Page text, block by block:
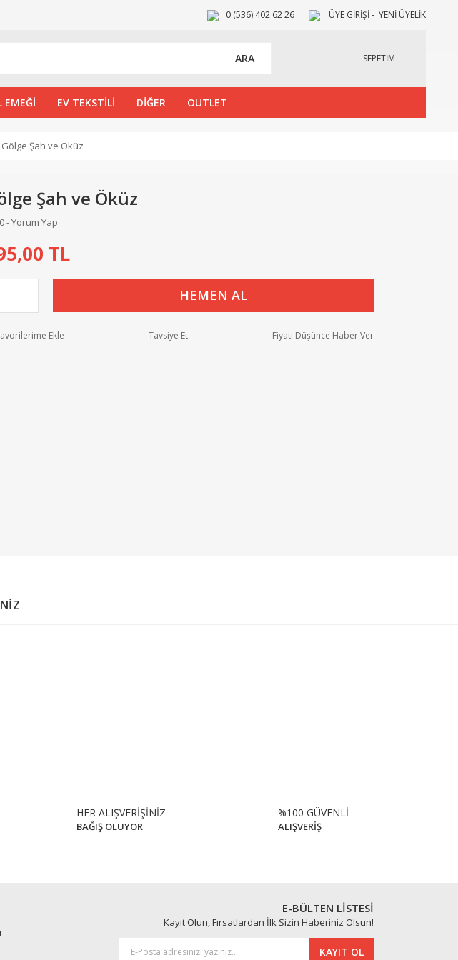
0 (536) 402 62 26 ÜYE GİRİŞİ YENİ ÜYELİK
ARA SEPETİM
EMEĞİ EV TEKSTİLİ DİĞER OUTLET
Gölge Şah ve Öküz
Şah ve Öküz
0 - Yorum Yap
TL
HEMEN AL
Tavsiye Et Fiyatı Düşünce Haber Ver
yapın! HER ALIŞVERİŞİNİZ
BAĞIŞ OLUYOR
%100 GÜVENLİ
ALIŞVERİŞ
E-BÜLTEN LİSTESİ
Kayıt Olun, Fırsatlardan İlk Sizin Haberiniz Olsun!
KAYIT OL